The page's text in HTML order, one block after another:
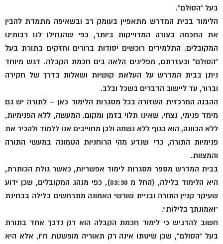
בעל “הסולם”.
הלימוד בבית המדרש מתאפיין בעומק רב ובשאיפה מתמדת להבין
את החכמה בצורה המדוייקות ביותר, כפי שהנחילו לנו רבותינו
המקובלים. התלמידים רוכשים יסודות ברורים וחזקים בתורת בעל
“הסולם” ובעזרתם, מפליגים הלאה בים חכמת הקבלה. דגש מיוחד
ניתן בבית המדרש על העלאת קושיות ושאלות בדרך של חקירה
וברור, עד ליישוב הדברים בשכל ובלב.
ההבנה המרכזית השזורה בכל מסגרות הלימוד כאן – לתורה יש גם
מימד פנימי, נצחי, שאינו תלוי בזמן ומקום. המעשה, ללא הפנימיות,
ללא הכוונה, הוא כגוף ללא נשמה ולכן מחוייבים אנו ללמוד ולהכיר את
פנימיות התורה, כדי שנדע מהי הרוחניות הטמונה במעשי התורה
והמצוות.
בבית המדרש מספר מסגרות לימוד אפשריות, כאשר גולת הכותרת,
היא הלימוד בלילה, (החל מ 03:30), כפי מנהג המקובלים, שכן ידוע
שעיקר קניין התורה ובניית שורשי האמונה מתרחשים בלילה בבחינת
“ואמונתך בלילות”.
חשוב להדגיש כי לימוד חכמת הקבלה הוא רק נדבך אחד בתורת
בעל “הסולם”, שכן שיטתו אינה רק תאוריה מופשטת ח”ו, אלא היא